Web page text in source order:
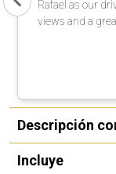
Rafael as our
views and a
Descripción
Incluye